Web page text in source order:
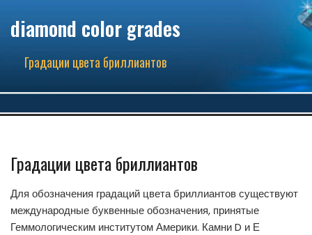
diamond color grades
Градации цвета бриллиантов
Градации цвета бриллиантов
Для обозначения градаций цвета бриллиантов существуют
международные буквенные обозначения, принятые
Геммологическим институтом Америки. Камни D и Е